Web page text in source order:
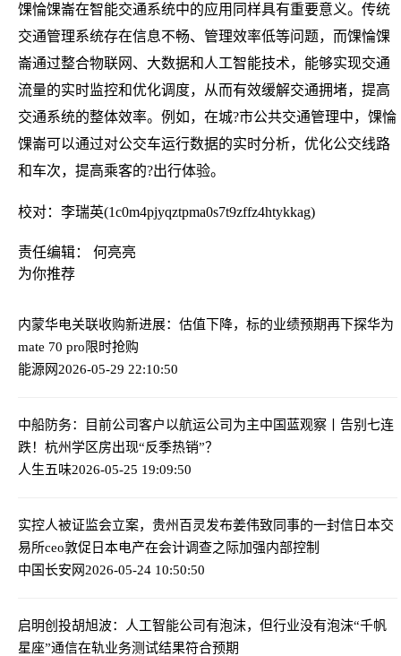
馃惀馃崙在智能交通系统中的应用同样具有重要意义。传统
交通管理系统存在信息不畅、管理效率低等问题，而馃惀馃
崙通过整合物联网、大数据和人工智能技术，能够实现交通
流量的实时监控和优化调度，从而有效缓解交通拥堵，提高
交通系统的整体效率。例如，在城?市公共交通管理中，馃惀
馃崙可以通过对公交车运行数据的实时分析，优化公交线路
和车次，提高乘客的?出行体验。
校对：李瑞英(1c0m4pjyqztpma0s7t9zffz4htykkag)
责任编辑： 何亮亮
为你推荐
内蒙华电关联收购新进展：估值下降，标的业绩预期再下探华为
mate 70 pro限时抢购
能源网2026-05-29 22:10:50
中船防务：目前公司客户以航运公司为主中国蓝观察丨告别七连
跌！杭州学区房出现“反季热销”？
人生五味2026-05-25 19:09:50
实控人被证监会立案，贵州百灵发布姜伟致同事的一封信日本交
易所ceo敦促日本电产在会计调查之际加强内部控制
中国长安网2026-05-24 10:50:50
启明创投胡旭波：人工智能公司有泡沫，但行业没有泡沫“千帆
星座”通信在轨业务测试结果符合预期